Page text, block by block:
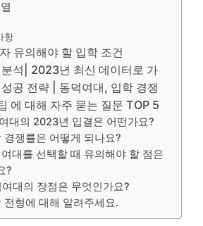
항
유의해야 할 입학 조건
석| 2023년 최신 데이터로 가
공 전략 | 동덕여대, 입학 경쟁
에 대해 자주 묻는 질문 TOP 5
대의 2023년 입결은 어떤가요?
경쟁률은 어떻게 되나요?
대를 선택할 때 유의해야 할 점은
?
대의 장점은 무엇인가요?
전형에 대해 알려주세요.